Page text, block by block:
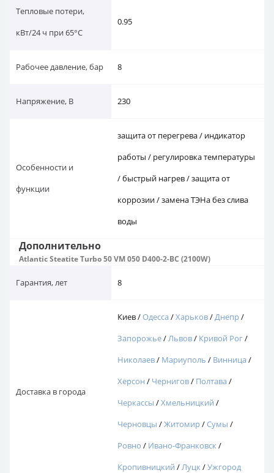
Тепловые потери,
кВт/24 ч при 65°C
0.95
Рабочее давление, бар 8
Напряжение, В 230
Особенности и
функции
защита от перегрева / индикатор
работы / регулировка температуры
/ быстрый нагрев / защита от
коррозии / замена ТЭНа без слива
воды
Дополнительно
Atlantic Steatite Turbo 50 VM 050 D400-2-BC (2100W)
Гарантия, лет 8
Доставка в города
Киев /Одесса/Харьков/Днепр/
Запорожье/Львов/ Кривой Рог/
Николаев/ Мариуполь / Винница/
Херсон / Чернигов/ Полтава/
Черкассы /Хмельницкий /
Черновцы /Житомир/Сумы /
Ровно / Ивано-Франковск/
Кропивницкий /Луцк/Ужгород